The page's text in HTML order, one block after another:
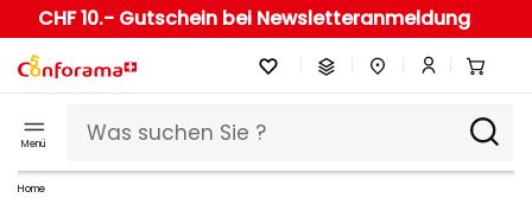
CHF 10.- Gutschein bei Newsletteranmeldung
Menü
Home